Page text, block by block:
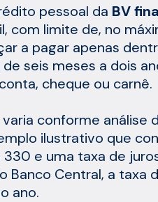
pessoal da BV
com limite de, no
a pagar apenas
seis meses a dois
cheque ou carnê.
conforme
ilustrativo que
e uma taxa de
Banco Central, a
ano.